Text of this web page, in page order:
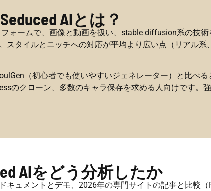
Seduced AIとは？
ォームで、画像と動画を扱い、stable diffusion系の技
タイルとニッチへの対応が平均より広い点（リアル
（初心者でも使いやすいジェネレーター）と比べる
のクローン、多数のキャラ保存を求める人向けです。
AIをどう分析したか
ュメントとデモ、2026年の専門サイトの記事と比較